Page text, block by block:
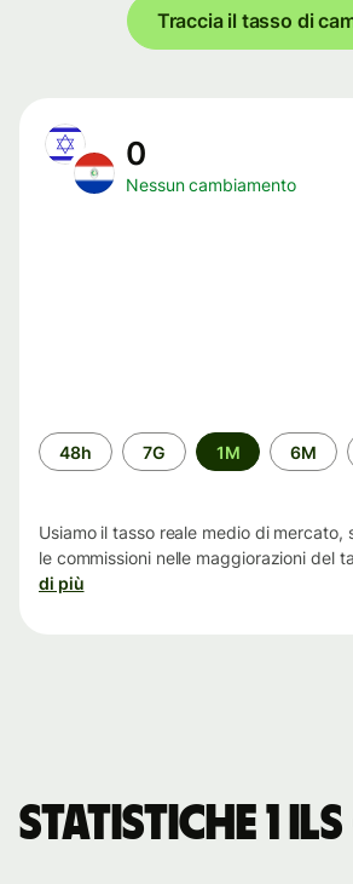
Traccia il tasso di
0
Nessun cambiamento
Periodo
di
48h 7G 1M 6M
Usiamo il tasso reale medio di mercato,
le commissioni nelle maggiorazioni del
di più
Statistiche 1 ILS